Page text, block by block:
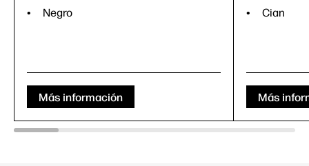
Negro
Más información
Cian
Más